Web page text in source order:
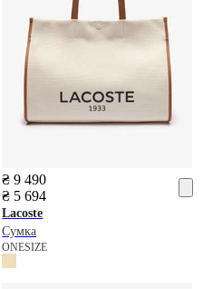
₴ 9 490
₴ 5 694
Lacoste
Сумка
ONESIZE